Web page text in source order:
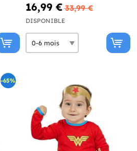
16,99 € 33,99 €
DISPONIBLE
-65%